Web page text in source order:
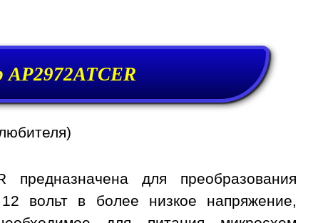
предназначена для преобразования
вольт в более низкое напряжение,